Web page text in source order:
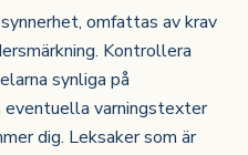
omfattas av krav
Kontrollera
synliga på
eventuella varningstexter
dig. Leksaker som är